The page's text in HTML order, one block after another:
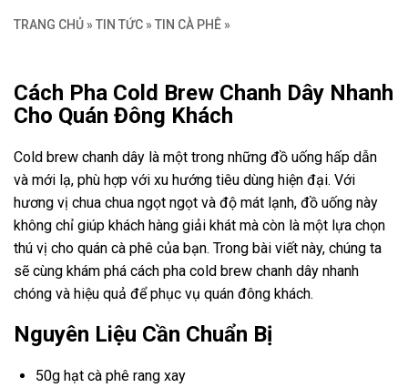
TRANG CHỦ » TIN TỨC » TIN CÀ PHÊ »
Cách Pha Cold Brew Chanh Dây Nhanh
Cho Quán Đông Khách
Cold brew chanh dây là một trong những đồ uống hấp dẫn
và mới lạ, phù hợp với xu hướng tiêu dùng hiện đại. Với
hương vị chua chua ngọt ngọt và độ mát lạnh, đồ uống này
không chỉ giúp khách hàng giải khát mà còn là một lựa chọn
thú vị cho quán cà phê của bạn. Trong bài viết này, chúng ta
sẽ cùng khám phá cách pha cold brew chanh dây nhanh
chóng và hiệu quả để phục vụ quán đông khách.
Nguyên Liệu Cần Chuẩn Bị
50g hạt cà phê rang xay